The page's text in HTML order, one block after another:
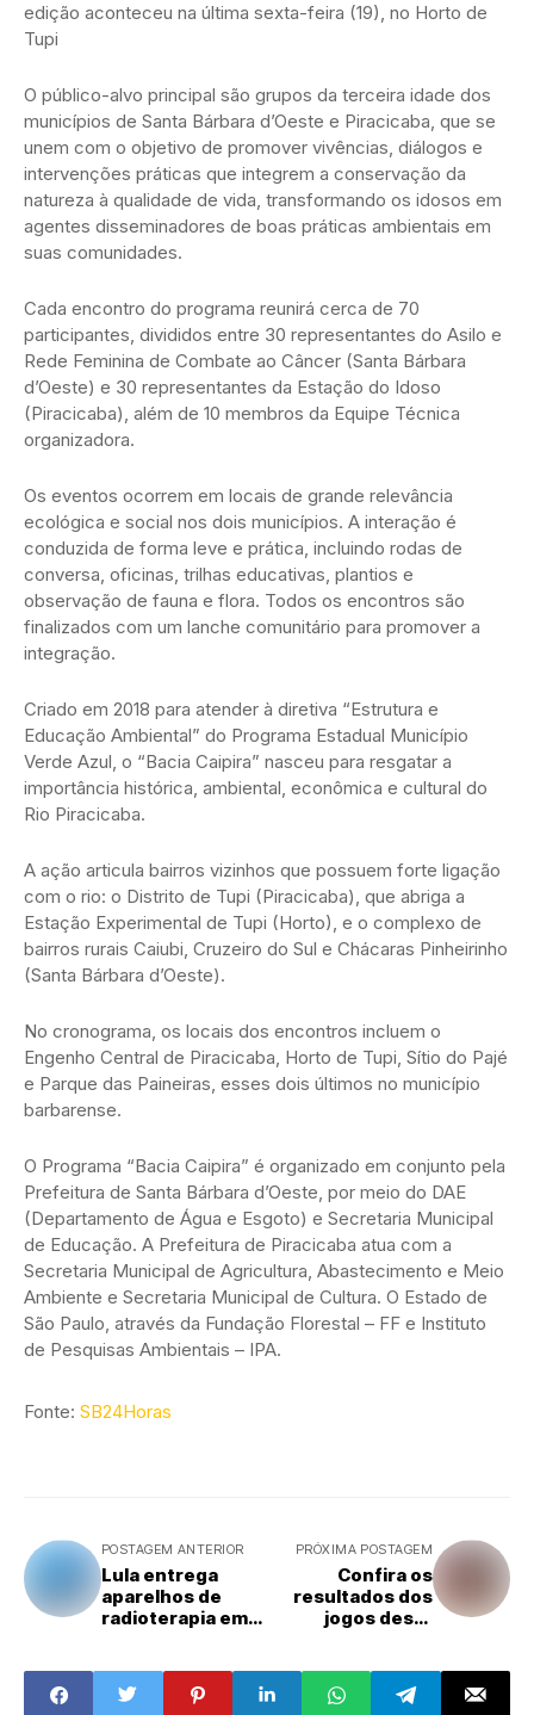
edição aconteceu na última sexta-feira (19), no Horto de
Tupi
O público-alvo principal são grupos da terceira idade dos
municípios de Santa Bárbara d’Oeste e Piracicaba, que se
unem com o objetivo de promover vivências, diálogos e
intervenções práticas que integrem a conservação da
natureza à qualidade de vida, transformando os idosos em
agentes disseminadores de boas práticas ambientais em
suas comunidades.
Cada encontro do programa reunirá cerca de 70
participantes, divididos entre 30 representantes do Asilo e
Rede Feminina de Combate ao Câncer (Santa Bárbara
d’Oeste) e 30 representantes da Estação do Idoso
(Piracicaba), além de 10 membros da Equipe Técnica
organizadora.
Os eventos ocorrem em locais de grande relevância
ecológica e social nos dois municípios. A interação é
conduzida de forma leve e prática, incluindo rodas de
conversa, oficinas, trilhas educativas, plantios e
observação de fauna e flora. Todos os encontros são
finalizados com um lanche comunitário para promover a
integração.
Criado em 2018 para atender à diretiva “Estrutura e
Educação Ambiental” do Programa Estadual Município
Verde Azul, o “Bacia Caipira” nasceu para resgatar a
importância histórica, ambiental, econômica e cultural do
Rio Piracicaba.
A ação articula bairros vizinhos que possuem forte ligação
com o rio: o Distrito de Tupi (Piracicaba), que abriga a
Estação Experimental de Tupi (Horto), e o complexo de
bairros rurais Caiubi, Cruzeiro do Sul e Chácaras Pinheirinho
(Santa Bárbara d’Oeste).
No cronograma, os locais dos encontros incluem o
Engenho Central de Piracicaba, Horto de Tupi, Sítio do Pajé
e Parque das Paineiras, esses dois últimos no município
barbarense.
O Programa “Bacia Caipira” é organizado em conjunto pela
Prefeitura de Santa Bárbara d’Oeste, por meio do DAE
(Departamento de Água e Esgoto) e Secretaria Municipal
de Educação. A Prefeitura de Piracicaba atua com a
Secretaria Municipal de Agricultura, Abastecimento e Meio
Ambiente e Secretaria Municipal de Cultura. O Estado de
São Paulo, através da Fundação Florestal – FF e Instituto
de Pesquisas Ambientais – IPA.
Fonte: SB24Horas
POSTAGEM ANTERIOR
Lula entrega
aparelhos de
radioterapia em
PRÓXIMA POSTAGEM
Confira os
resultados dos
jogos desta